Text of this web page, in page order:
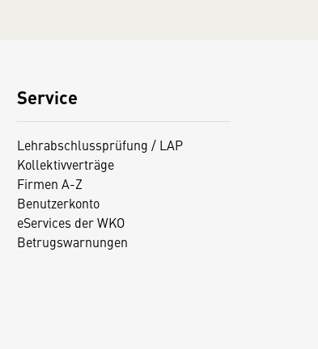
Service
Lehrabschlussprüfung / LAP
Kollektivverträge
Firmen A-Z
Benutzerkonto
eServices der WKO
Betrugswarnungen